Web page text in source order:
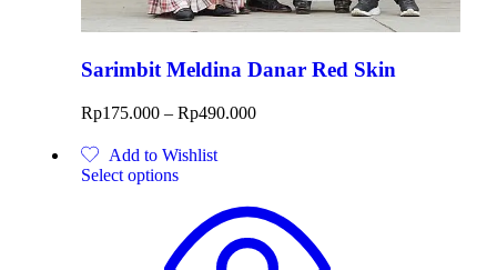
Sarimbit Meldina Danar Red Skin
Rp175.000 – Rp490.000
Add to Wishlist
Select options